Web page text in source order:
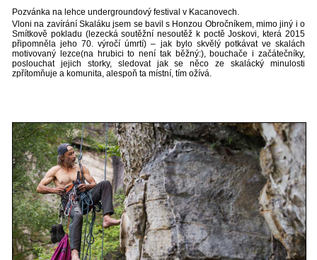
Pozvánka na lehce undergroundový festival v Kacanovech.
Vloni na zavírání Skaláku jsem se bavil s Honzou Obročníkem, mimo jiný i o
Smítkově pokladu (lezecká soutěžní nesoutěž k poctě Joskovi, která 2015
připomněla jeho 70. výročí úmrtí) – jak bylo skvělý potkávat ve skalách
motivovaný lezce(na hrubici to není tak běžný:), bouchače i začátečníky,
poslouchat jejich storky, sledovat jak se něco ze skalácký minulosti
zpřítomňuje a komunita, alespoň ta místní, tím ožívá.